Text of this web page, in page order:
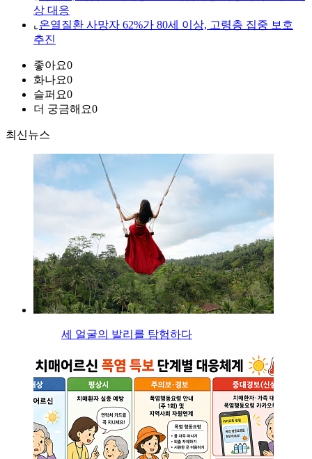
상 대응
⌞ 온열질환 사망자 62%가 80세 이상, 고령층 집중 보호
추진
좋아요0
화나요0
슬퍼요0
더 궁금해요0
최신뉴스
세 얼굴의 발리를 탐험하다